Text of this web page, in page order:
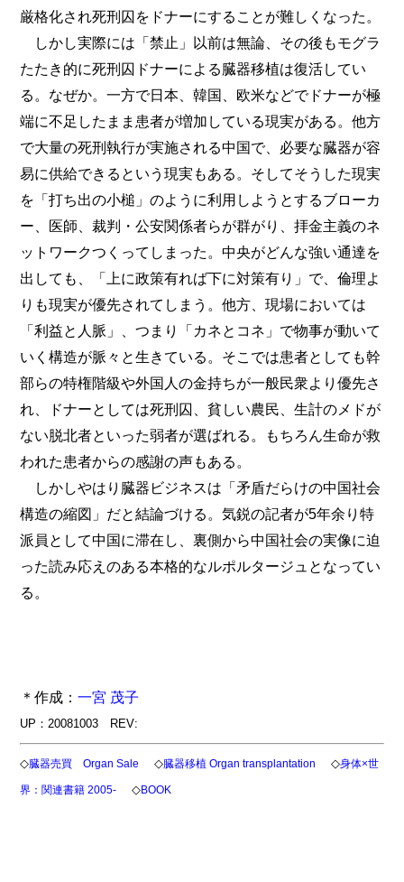
厳格化され死刑囚をドナーにすることが難しくなった。
しかし実際には「禁止」以前は無論、その後もモグラ
たたき的に死刑囚ドナーによる臓器移植は復活してい
る。なぜか。一方で日本、韓国、欧米などでドナーが極
端に不足したまま患者が増加している現実がある。他方
で大量の死刑執行が実施される中国で、必要な臓器が容
易に供給できるという現実もある。そしてそうした現実
を「打ち出の小槌」のように利用しようとするブローカ
ー、医師、裁判・公安関係者らが群がり、拝金主義のネ
ットワークつくってしまった。中央がどんな強い通達を
出しても、「上に政策有れば下に対策有り」で、倫理よ
りも現実が優先されてしまう。他方、現場においては
「利益と人脈」、つまり「カネとコネ」で物事が動いて
いく構造が脈々と生きている。そこでは患者としても幹
部らの特権階級や外国人の金持ちが一般民衆より優先さ
れ、ドナーとしては死刑囚、貧しい農民、生計のメドが
ない脱北者といった弱者が選ばれる。もちろん生命が救
われた患者からの感謝の声もある。
しかしやはり臓器ビジネスは「矛盾だらけの中国社会
構造の縮図」だと結論づける。気鋭の記者が5年余り特
派員として中国に滞在し、裏側から中国社会の実像に迫
った読み応えのある本格的なルポルタージュとなってい
る。
＊作成：一宮 茂子
UP：20081003 REV:
◇臓器売買 Organ Sale ◇臓器移植 Organ transplantation ◇身体×世
界：関連書籍 2005- ◇BOOK